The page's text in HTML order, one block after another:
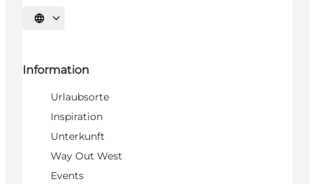
Sprache auswählen
Information
Urlaubsorte
Inspiration
Unterkunft
Way Out West
Events